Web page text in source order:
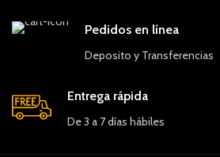
Pedidos en línea
Deposito y Transferencias
Entrega rápida
De 3 a 7 días hábiles